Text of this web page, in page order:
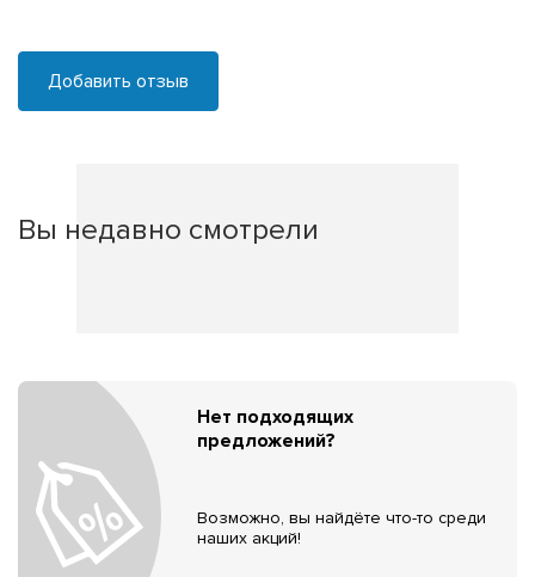
Добавить отзыв
Вы недавно смотрели
Нет подходящих
предложений?
Возможно, вы найдёте что-то среди
наших акций!